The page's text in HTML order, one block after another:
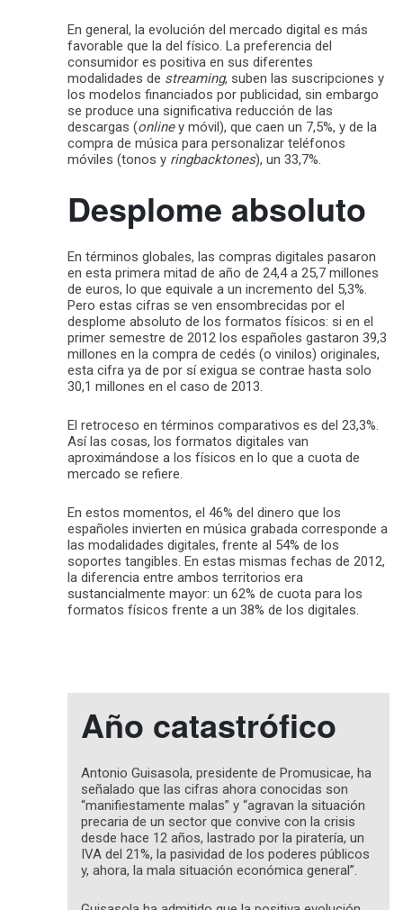
En general, la evolución del mercado digital es más
favorable que la del físico. La preferencia del
consumidor es positiva en sus diferentes
modalidades de streaming, suben las suscripciones y
los modelos financiados por publicidad, sin embargo
se produce una significativa reducción de las
descargas (onliney móvil), que caen un 7,5%, y de la
compra de música para personalizar teléfonos
móviles (tonos y ringbacktones), un 33,7%.
Desplome absoluto
En términos globales, las compras digitales pasaron
en esta primera mitad de año de 24,4 a 25,7 millones
de euros, lo que equivale a un incremento del 5,3%.
Pero estas cifras se ven ensombrecidas por el
desplome absoluto de los formatos físicos: si en el
primer semestre de 2012 los españoles gastaron 39,3
millones en la compra de cedés (o vinilos) originales,
esta cifra ya de por sí exigua se contrae hasta solo
30,1 millones en el caso de 2013.
El retroceso en términos comparativos es del 23,3%.
Así las cosas, los formatos digitales van
aproximándose a los físicos en lo que a cuota de
mercado se refiere.
En estos momentos, el 46% del dinero que los
españoles invierten en música grabada corresponde a
las modalidades digitales, frente al 54% de los
soportes tangibles. En estas mismas fechas de 2012,
la diferencia entre ambos territorios era
sustancialmente mayor: un 62% de cuota para los
formatos físicos frente a un 38% de los digitales.
Año catastrófico
Antonio Guisasola, presidente de Promusicae, ha
señalado que las cifras ahora conocidas son
“manifiestamente malas” y “agravan la situación
precaria de un sector que convive con la crisis
desde hace 12 años, lastrado por la piratería, un
IVA del 21%, la pasividad de los poderes públicos
y, ahora, la mala situación económica general”.